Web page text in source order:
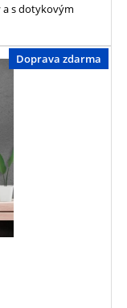
a s dotykovým
Doprava zdarma